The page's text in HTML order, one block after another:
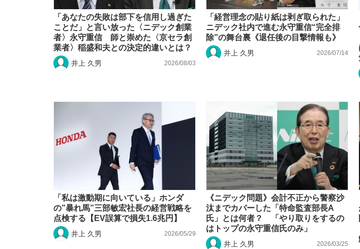
「目標達成できなかったからと言って…」サッカー日本代表・森保一監督...
もっと見る
「あなたの失敗は部下を信用し過ぎた
ことだ」と言い放った〈ニデック創業
者〉永守重信 師と崇めた〈京セラ創
業者〉稲盛和夫との決定的違いとは？
井上 久男 2026/08/03
「経営理念の貼り紙は剥ぎ取られた」
ニデック社内で進む永守重信“完全排
除”の舞台裏《退任後の目撃情報も》
井上 久男 2026/07/14
「私は激動期に向いている」ホンダ
の”暴れ馬”三部敏宏社長の経営戦略を
点検する【EV誤算で損失1.6兆円】
井上 久男 2026/05/29
《ニデック問題》会計不正から警察沙
汰までカバーした「特命監査部長A
氏」とは何者？ 「やり取りをするの
はトップの永守重信氏のみ」
井上 久男 2026/03/25